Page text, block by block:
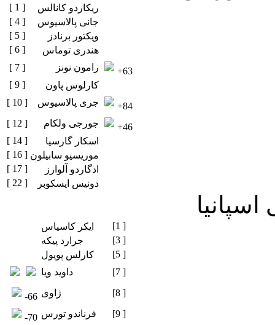
[ 1 ]
ریکاردو کانالس
[ 4 ]
جانی پالاسیوس
[ 5 ]
ویکتور برنادز
[ 6 ]
هندری توماس
[ 7 ]
رامون نونز
+63
[ 9 ]
کارلوس پاون
[ 10 ]
جری پالاسیوس
+84
[ 12 ]
جورجی ولکام
+46
[ 14 ]
اسکار گارسیا
[ 16 ] موریسیو سابیلون
[ 17 ]
ادگاردو آلوارز
[ 22 ]
دونیس ایسکوبر
ایکر کاسیاس
[1 ]
جرارد پیکه
[3 ]
کارلس پویول
[5 ]
داوید ویا
[7 ]
-66 ژاوی [8 ]
-70 فرناندو تورس
[9 ]